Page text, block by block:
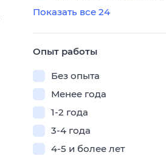
Показать все 24
Опыт работы
Без опыта
Менее года
1-2 года
3-4 года
4-5 и более лет